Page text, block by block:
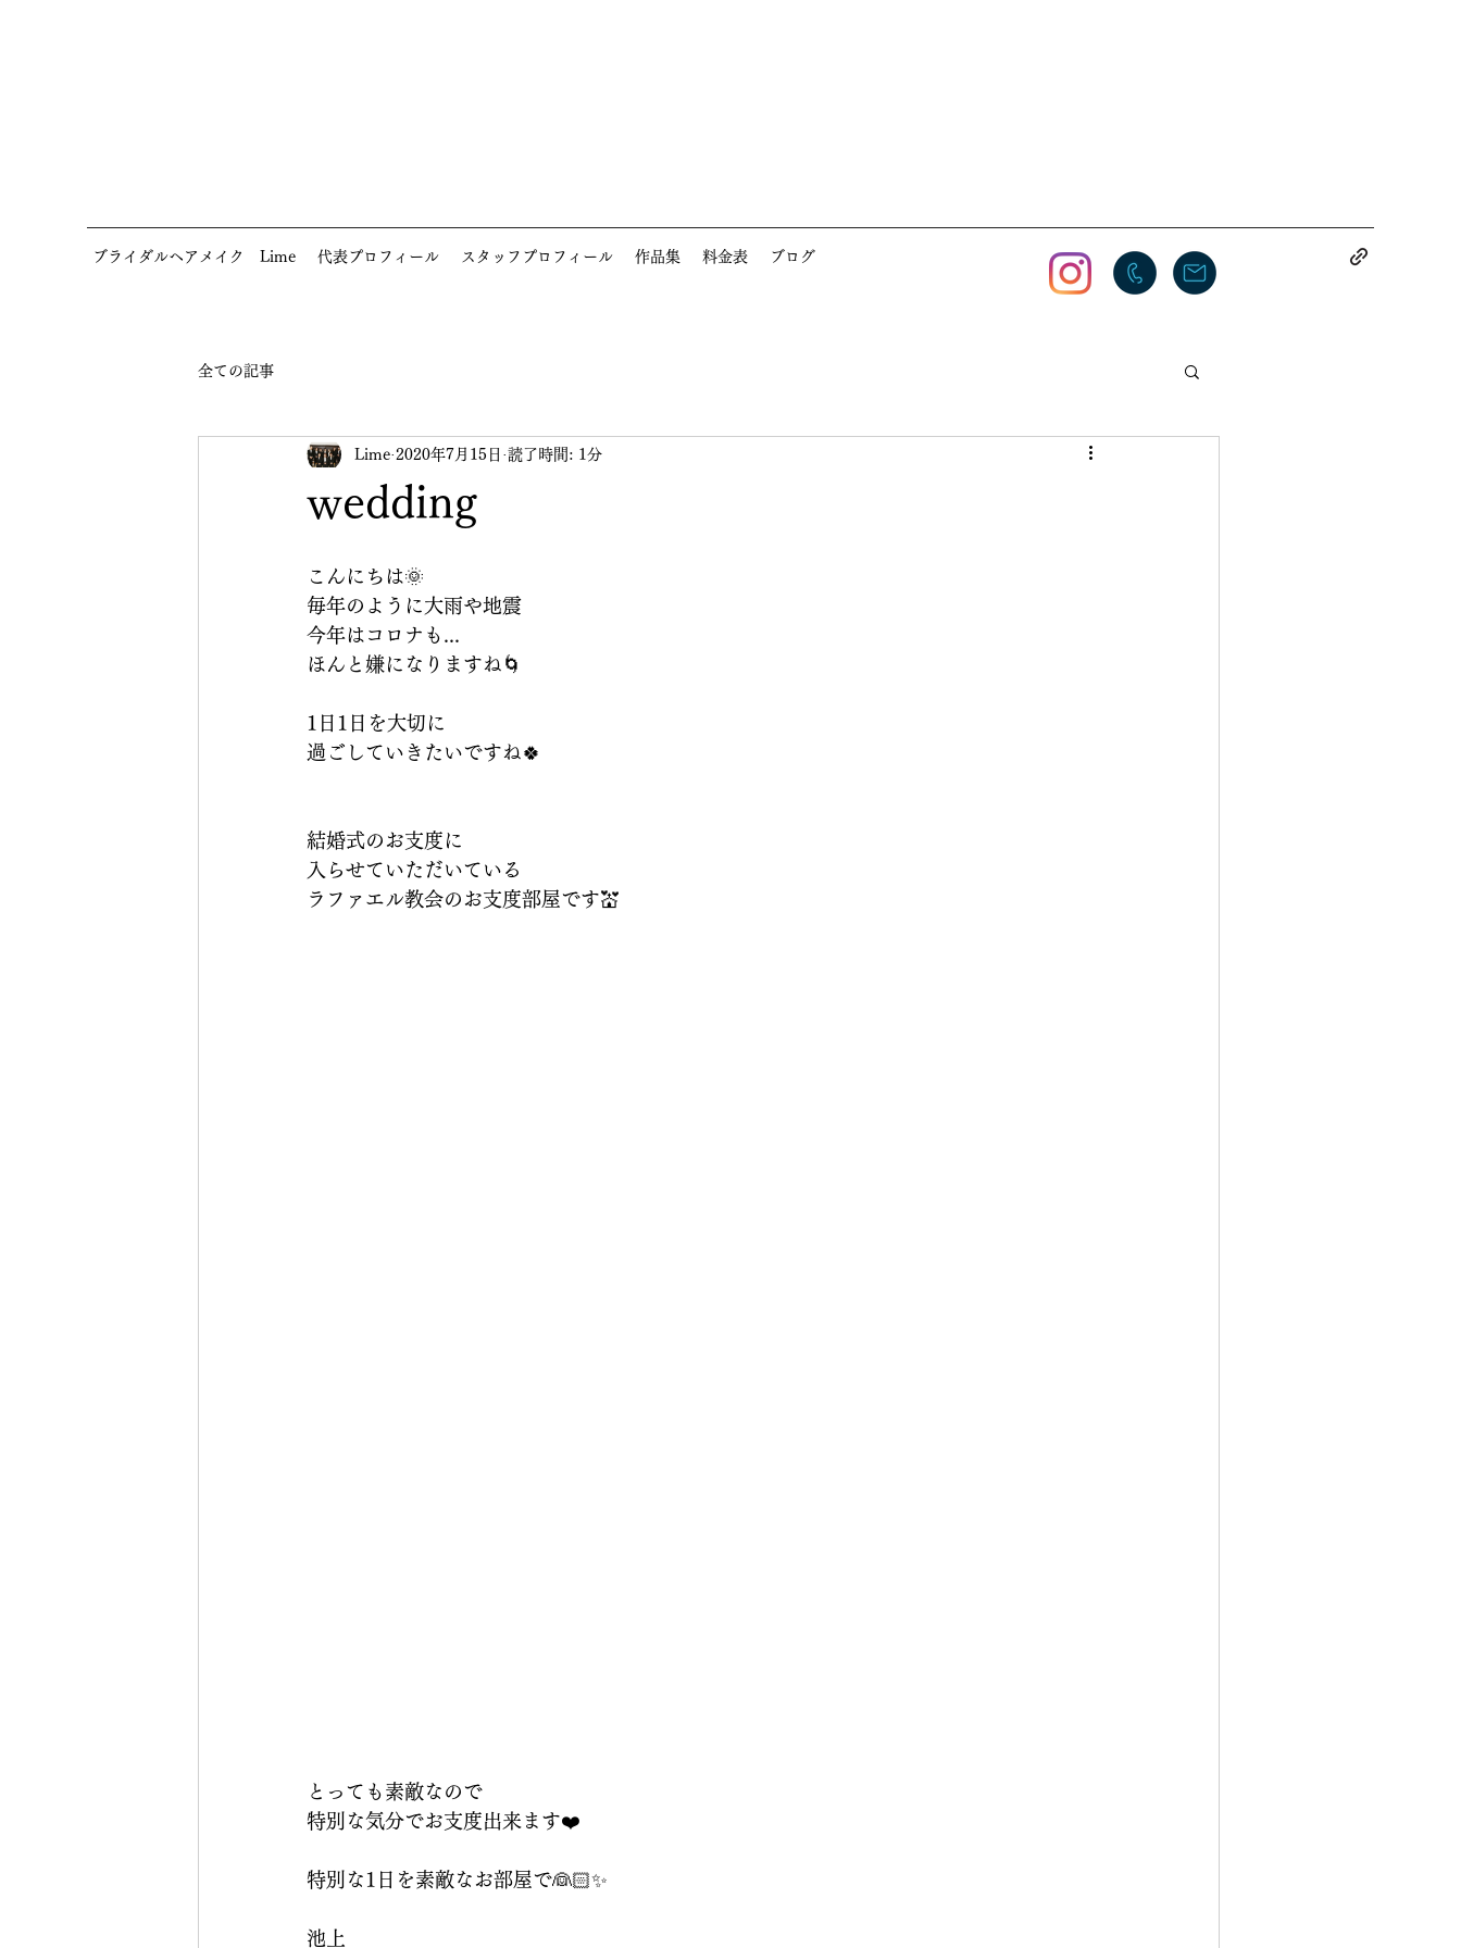
ブライダルヘアメイク Lime 代表プロフィール スタッフプロフィール 作品集 料金表 ブログ
全ての記事
wedding
Lime 2020年7月15日 読了時間: 1分
こんにちは🌞
毎年のように大雨や地震
今年はコロナも...
ほんと嫌になりますね🌀
1日1日を大切に
過ごしていきたいですね🍀
結婚式のお支度に
入らせていただいている
ラファエル教会のお支度部屋です💒
とっても素敵なので
特別な気分でお支度出来ます❤️
特別な1日を素敵なお部屋で👰🏻✨
池上